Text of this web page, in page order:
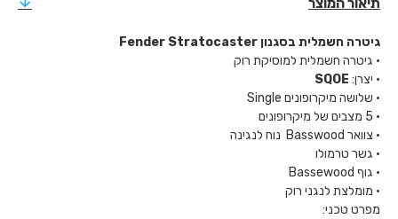
גיטרה חשמלית בסגנון Fender Stratocaster
• גיטרה חשמלית למוסיקת רוק
• יצרן: SQOE
• שלושה מיקרופונים Single
• 5 מצבים של מיקרופונים
• צוואר Basswood נוח לנגינה
• גשר טרמולו
• גוף Bassewood
• מומלצת לנגני רוק
מפרט טכני: